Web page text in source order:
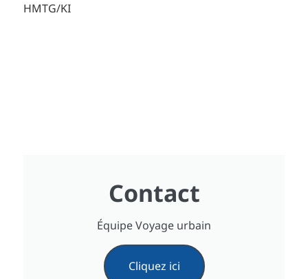
HMTG/KI
Contact
Équipe Voyage urbain
Cliquez ici